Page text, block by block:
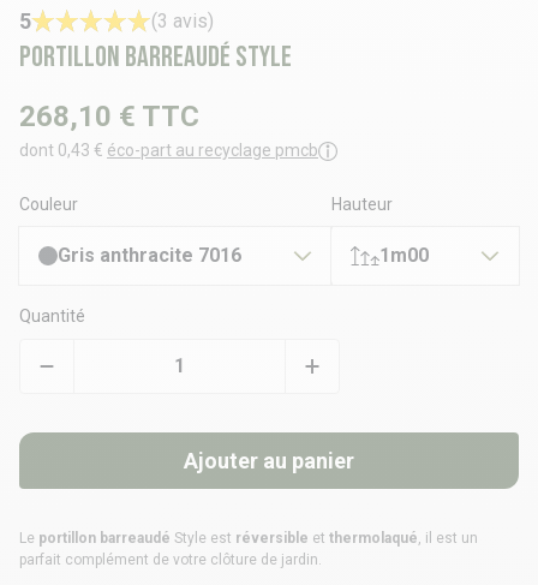
Portillon barreaudé STYLE
5 (3 avis)
268,10 € TTC
dont 0,43 € éco-part au recyclage pmcb
Couleur
Gris anthracite 7016
Hauteur
1m00
Quantité
Ajouter au panier
Le portillon barreaudé Style est réversible et thermolaqué, il est un
parfait complément de votre clôture de jardin.